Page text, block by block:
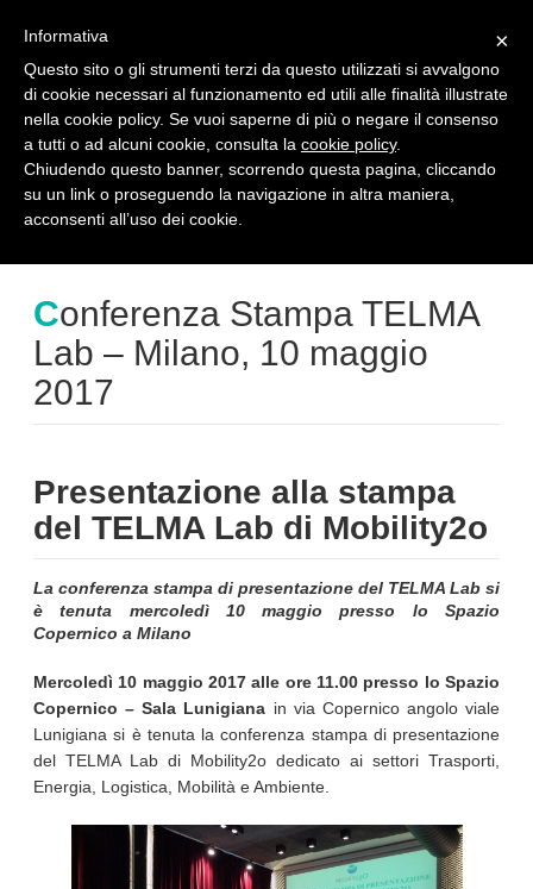
T
o
g
a
o
Eventi
home
eventi
Conferenza Stampa TELMA
Lab – Milano, 10 maggio
2017
Presentazione alla stampa
del TELMA Lab di Mobility2o
La conferenza stampa di presentazione del TELMA Lab si
è tenuta mercoledì 10 maggio presso lo Spazio
Copernico a Milano
Mercoledì 10 maggio 2017 alle ore 11.00 presso lo Spazio
Copernico – Sala Lunigiana in via Copernico angolo viale
Lunigiana si è tenuta la conferenza stampa di presentazione
del TELMA Lab di Mobility2o dedicato ai settori Trasporti,
Energia, Logistica, Mobilità e Ambiente.
×
Informativa
Questo sito o gli strumenti terzi da questo utilizzati si avvalgono
di cookie necessari al funzionamento ed utili alle finalità illustrate
nella cookie policy. Se vuoi saperne di più o negare il consenso
a tutti o ad alcuni cookie, consulta la cookie policy.
Chiudendo questo banner, scorrendo questa pagina, cliccando
su un link o proseguendo la navigazione in altra maniera,
acconsenti all’uso dei cookie.